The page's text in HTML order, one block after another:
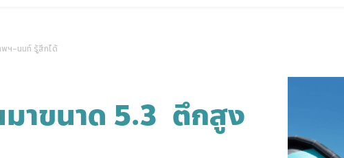
พฯ-นนท์ รู้สึกได้
มาขนาด 5.3 ตึกสูง